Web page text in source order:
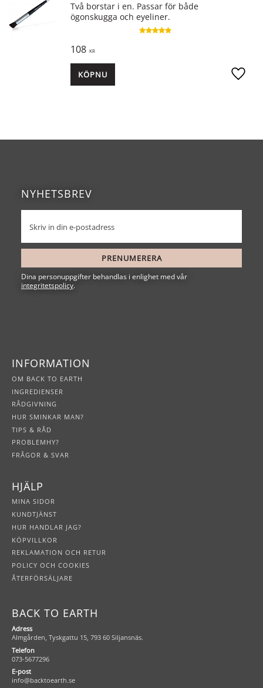
Två borstar i en. Passar för både
ögonskugga och eyeliner.
108 KR
Lägg
KÖP
NYHETSBREV
PRENUMERERA
Dina personuppgifter behandlas i enlighet med vår
integritetspolicy.
INFORMATION
OM BACK TO EARTH
INGREDIENSER
RÅDGIVNING
HUR SMINKAR MAN?
TIPS & RÅD
PROBLEMHY?
FRÅGOR & SVAR
HJÄLP
MINA SIDOR
KUNDTJÄNST
HUR HANDLAR JAG?
KÖPVILLKOR
REKLAMATION OCH RETUR
POLICY OCH COOKIES
ÅTERFÖRSÄLJARE
BACK TO EARTH
Adress
Almgården, Tyskgattu 15, 793 60 Siljansnäs.
Telefon
073-5677296
E-post
info@backtoearth.se